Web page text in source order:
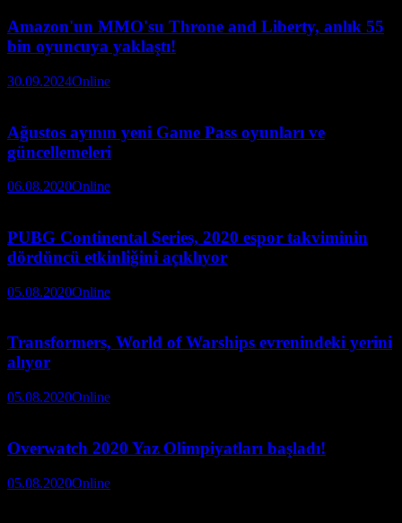
Amazon'un MMO'su Throne and Liberty, anlık 55
bin oyuncuya yaklaştı!
30.09.2024Online
Ağustos ayının yeni Game Pass oyunları ve
güncellemeleri
06.08.2020Online
PUBG Continental Series, 2020 espor takviminin
dördüncü etkinliğini açıklıyor
05.08.2020Online
Transformers, World of Warships evrenindeki yerini
alıyor
05.08.2020Online
Overwatch 2020 Yaz Olimpiyatları başladı!
05.08.2020Online